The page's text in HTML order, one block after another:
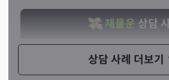
상담 사례 더보기
재물운 상담
4년 전 40대 후반 남성분이 찾아오
빚을 지고 직장도 잃은 상태였는데